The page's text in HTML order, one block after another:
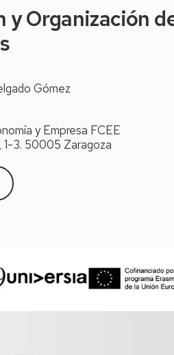
y Organización
Gómez
y Empresa FCEE
3. 50005 Zaragoza